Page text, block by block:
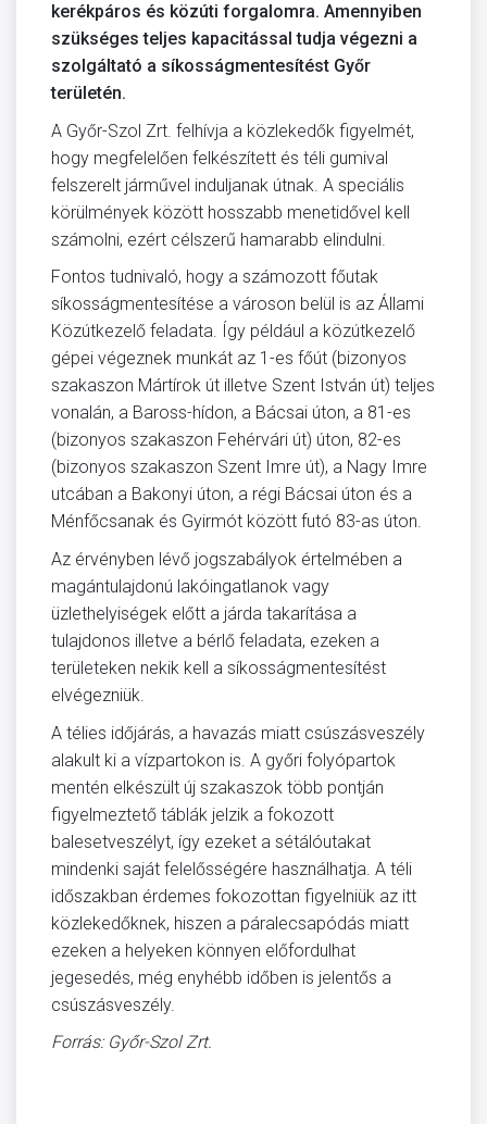
kerékpáros és közúti forgalomra. Amennyiben
szükséges teljes kapacitással tudja végezni a
szolgáltató a síkosságmentesítést Győr
területén.
A Győr-Szol Zrt. felhívja a közlekedők figyelmét,
hogy megfelelően felkészített és téli gumival
felszerelt járművel induljanak útnak. A speciális
körülmények között hosszabb menetidővel kell
számolni, ezért célszerű hamarabb elindulni.
Fontos tudnivaló, hogy a számozott főutak
síkosságmentesítése a városon belül is az Állami
Közútkezelő feladata. Így például a közútkezelő
gépei végeznek munkát az 1-es főút (bizonyos
szakaszon Mártírok út illetve Szent István út) teljes
vonalán, a Baross-hídon, a Bácsai úton, a 81-es
(bizonyos szakaszon Fehérvári út) úton, 82-es
(bizonyos szakaszon Szent Imre út), a Nagy Imre
utcában a Bakonyi úton, a régi Bácsai úton és a
Ménfőcsanak és Gyirmót között futó 83-as úton.
Az érvényben lévő jogszabályok értelmében a
magántulajdonú lakóingatlanok vagy
üzlethelyiségek előtt a járda takarítása a
tulajdonos illetve a bérlő feladata, ezeken a
területeken nekik kell a síkosságmentesítést
elvégezniük.
A télies időjárás, a havazás miatt csúszásveszély
alakult ki a vízpartokon is. A győri folyópartok
mentén elkészült új szakaszok több pontján
figyelmeztető táblák jelzik a fokozott
balesetveszélyt, így ezeket a sétálóutakat
mindenki saját felelősségére használhatja. A téli
időszakban érdemes fokozottan figyelniük az itt
közlekedőknek, hiszen a páralecsapódás miatt
ezeken a helyeken könnyen előfordulhat
jegesedés, még enyhébb időben is jelentős a
csúszásveszély.
Forrás: Győr-Szol Zrt.